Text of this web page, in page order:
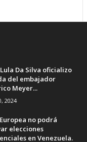
Da Silva oficializo
del embajador
Meyer...
2024
no podrá
elecciones
en Venezuela.